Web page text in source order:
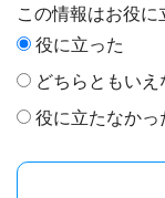
この情報はお役に
役に立った
どちらともいえ
役に立たなかっ